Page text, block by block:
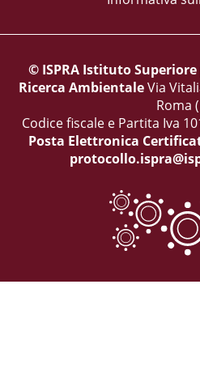
© ISPRA Istituto
Ricerca AmbientaleVia
Roma
Codice fiscale e Partita Iva
Posta Elettronica